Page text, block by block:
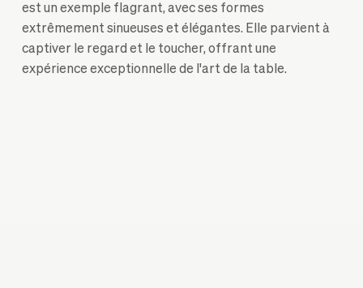
est un exemple flagrant, avec ses formes
extrêmement sinueuses et élégantes. Elle parvient à
captiver le regard et le toucher, offrant une
expérience exceptionnelle de l'art de la table.